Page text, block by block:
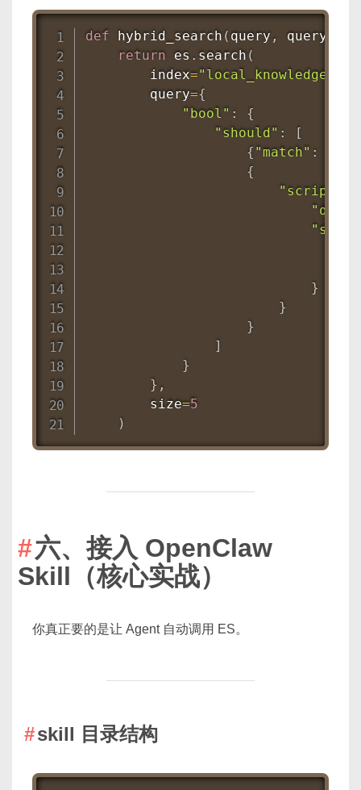
def hybrid_search ( query ,
return es . search (
        index
="local_knowledge"
        query
={
"bool" :
{
"should" :
[
{ "match" :
{
}
}
}
]
}
} ,
        size
=5
)
六、接入 OpenClaw
Skill（核心实战）
你真正要的是让 Agent 自动调用 ES。
skill 目录结构